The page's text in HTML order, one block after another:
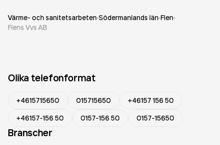
Värme- och sanitetsarbeten Södermanlands län Flen
Flens Vvs AB
Olika telefonformat
+4615715650 015715650
+46157 156 50
+46157-156 50
0157-156 50 0157-15650
Branscher